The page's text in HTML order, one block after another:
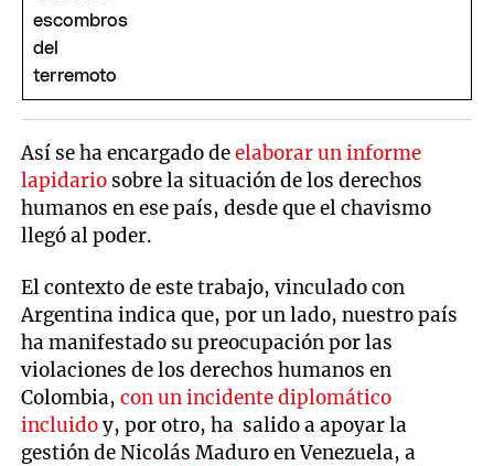
Así se ha encargado deelaborar un informe
lapidario sobre la situación de los derechos
humanos en ese país, desde que el chavismo
llegó al poder.
El contexto de este trabajo, vinculado con
Argentina indica que, por un lado, nuestro país
ha manifestado su preocupación por las
violaciones de los derechos humanos en
Colombia,con un incidente diplomático
incluidoy, por otro, ha salido a apoyar la
gestión de Nicolás Maduro en Venezuela, a